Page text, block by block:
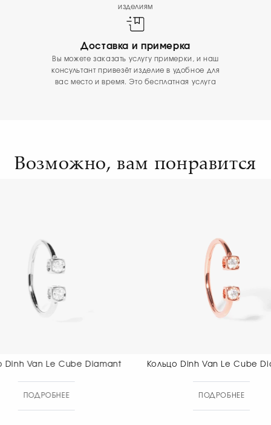
изделиям
Доставка и примерка
Вы можете заказать услугу примерки, и наш
консультант привезёт изделие в удобное для
вас место и время. Это бесплатная услуга
Возможно, вам понравится
Кольцо Dinh Van Le Cube Diamant Кольцо Dinh